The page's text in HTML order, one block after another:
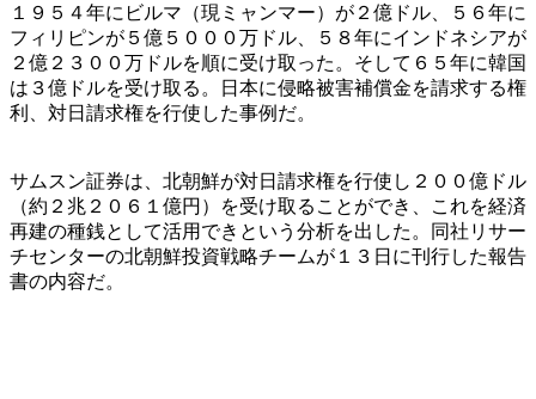
１９５４年にビルマ（現ミャンマー）が２億ドル、５６年に
フィリピンが５億５０００万ドル、５８年にインドネシアが
２億２３００万ドルを順に受け取った。そして６５年に韓国
は３億ドルを受け取る。日本に侵略被害補償金を請求する権
利、対日請求権を行使した事例だ。
サムスン証券は、北朝鮮が対日請求権を行使し２００億ドル
（約２兆２０６１億円）を受け取ることができ、これを経済
再建の種銭として活用できという分析を出した。同社リサー
チセンターの北朝鮮投資戦略チームが１３日に刊行した報告
書の内容だ。